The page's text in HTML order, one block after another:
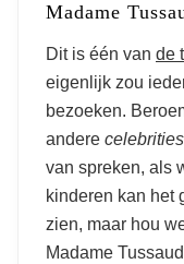
Madame
Dit is één van de
eigenlijk zou
bezoeken.
andere celebrities
van spreken, als
kinderen kan het
zien, maar hou
Madame